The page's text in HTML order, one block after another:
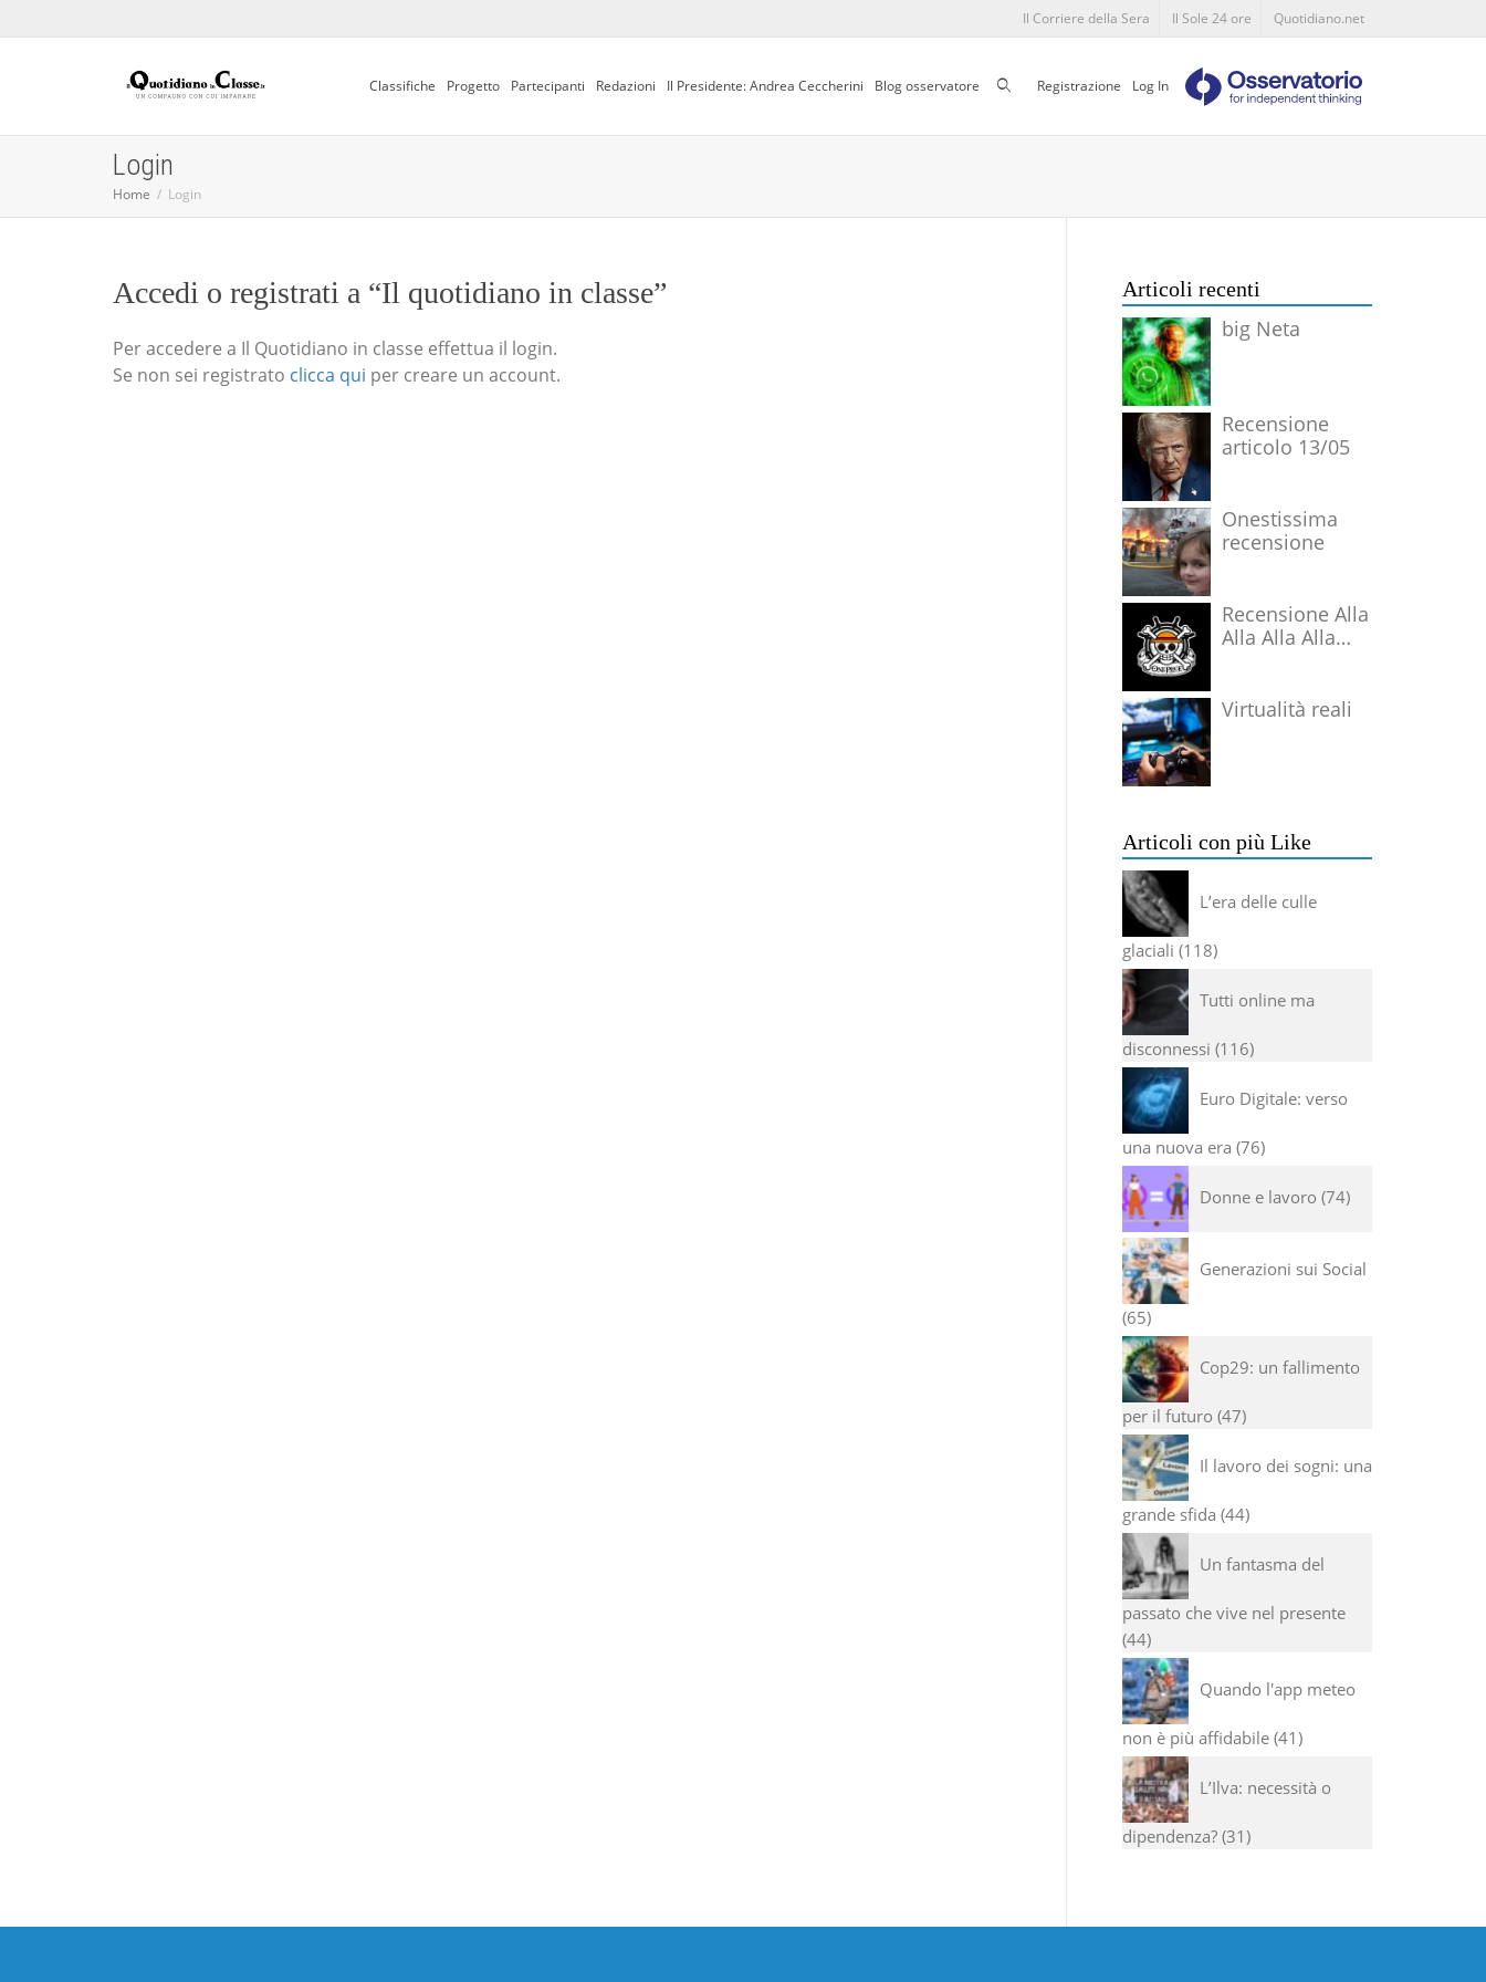
Il Corriere della Sera Il Sole 24 ore Quotidiano.net
Classifiche Progetto Partecipanti Redazioni Il Presidente: Andrea Ceccherini Blog osservatore CercaRegistrazione Log In
Login
Home Login
Accedi o registrati a “Il quotidiano in classe”
Per accedere a Il Quotidiano in classe effettua il login.
Se non sei registrato clicca qui per creare un account.
Articoli recenti
big Neta
Recensione
articolo 13/05
Onestissima
recensione
Recensione Alla
Alla Alla Alla
Virtualità reali
Articoli con più Like
L’era delle culle
glaciali 118
Tutti online ma
disconnessi 116
Euro Digitale: verso
una nuova era 76
Donne e lavoro 74
Generazioni sui Social
65
Cop29: un fallimento
per il futuro 47
Il lavoro dei sogni: una
grande sfida 44
Un fantasma del
passato che vive nel presente
44
Quando l'app meteo
non è più affidabile 41
L’Ilva: necessità o
dipendenza? 31